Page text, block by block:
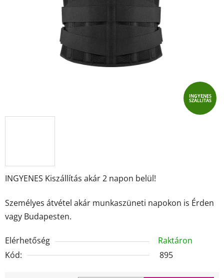
INGYENES Kiszállítás akár 2 napon belül!
Személyes átvétel akár munkaszüneti napokon is Érden
vagy Budapesten.
Elérhetőség
Raktáron
Kód:
895
INGYENES
SZÁLLÍTÁS